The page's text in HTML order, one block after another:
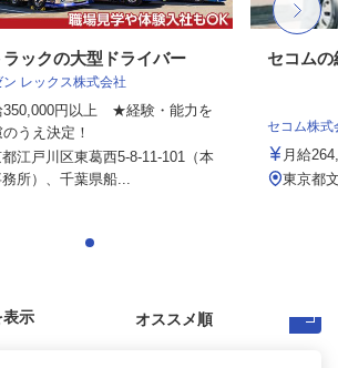
ラックの大型ドライバー
ン レックス株式会社
350,000円以上 ★経験・能力を
うえ決定！
江戸川区東葛西5-8-11-101（本
所）、千葉県船...
セコムの
セコム株式
月給
東京都
表示